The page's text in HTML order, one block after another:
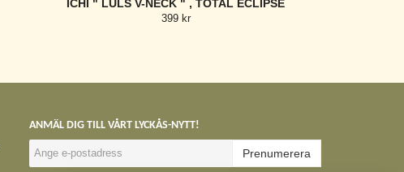
ICHI " LULS V-NECK " , TOTAL ECLIPSE
399 kr
ANMÄL DIG TILL VÅRT LYCKÅS-NYTT!
Prenumerera